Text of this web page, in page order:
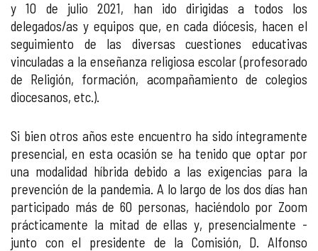
y 10 de julio 2021, han ido dirigidas a todos los
delegados/as y equipos que, en cada diócesis, hacen el
seguimiento de las diversas cuestiones educativas
vinculadas a la enseñanza religiosa escolar (profesorado
de Religión, formación, acompañamiento de colegios
diocesanos, etc.).
Si bien otros años este encuentro ha sido íntegramente
presencial, en esta ocasión se ha tenido que optar por
una modalidad híbrida debido a las exigencias para la
prevención de la pandemia. A lo largo de los dos días han
participado más de 60 personas, haciéndolo por Zoom
prácticamente la mitad de ellas y, presencialmente -
junto con el presidente de la Comisión, D. Alfonso